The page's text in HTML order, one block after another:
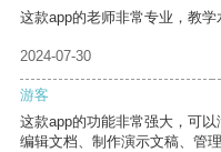
这款app的老师非常专业，教学
2024-07-30
游客
这款app的功能非常强大，可
编辑文档、制作演示文稿、管理